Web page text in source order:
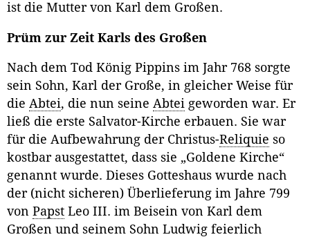
ist die Mutter von Karl dem Großen.
Prüm zur Zeit Karls des Großen
Nach dem Tod König Pippins im Jahr 768 sorgte
sein Sohn, Karl der Große, in gleicher Weise für
die Abtei, die nun seine Abtei geworden war. Er
ließ die erste Salvator-Kirche erbauen. Sie war
für die Aufbewahrung der Christus-Reliquie so
kostbar ausgestattet, dass sie „Goldene Kirche“
genannt wurde. Dieses Gotteshaus wurde nach
der (nicht sicheren) Überlieferung im Jahre 799
von Papst Leo III. im Beisein von Karl dem
Großen und seinem Sohn Ludwig feierlich